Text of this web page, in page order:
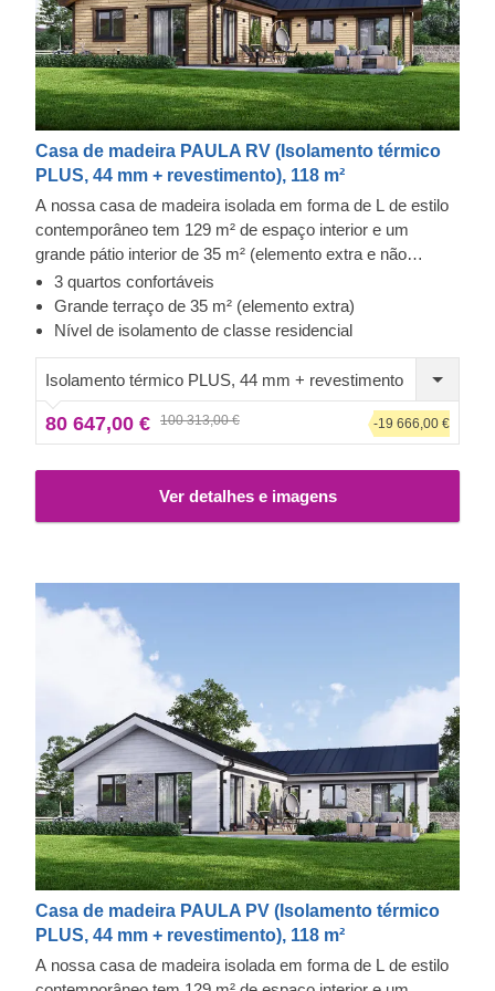
Casa de madeira PAULA RV (Isolamento térmico
PLUS, 44 mm + revestimento), 118 m²
A nossa casa de madeira isolada em forma de L de estilo
contemporâneo tem 129 m² de espaço interior e um
grande pátio interior de 35 m² (elemento extra e não
incluído no preço) com acesso direto à sala, o que a torna
uma opção ideal para grandes famílias que procuram uma
residência principal onde possam viver durante todo o ano.
terraço (elemento extra e não incluído no preço), rodeado
por toda a sua família e amigos.
3 quartos confortáveis
Grande terraço de 35 m² (elemento extra)
Nível de isolamento de classe residencial
Isolamento térmico PLUS, 44 mm + revestimento
80 647,00 € 100 313,00 € -19 666,00 €
Ver detalhes e imagens
Casa de madeira PAULA PV (Isolamento térmico
PLUS, 44 mm + revestimento), 118 m²
A nossa casa de madeira isolada em forma de L de estilo